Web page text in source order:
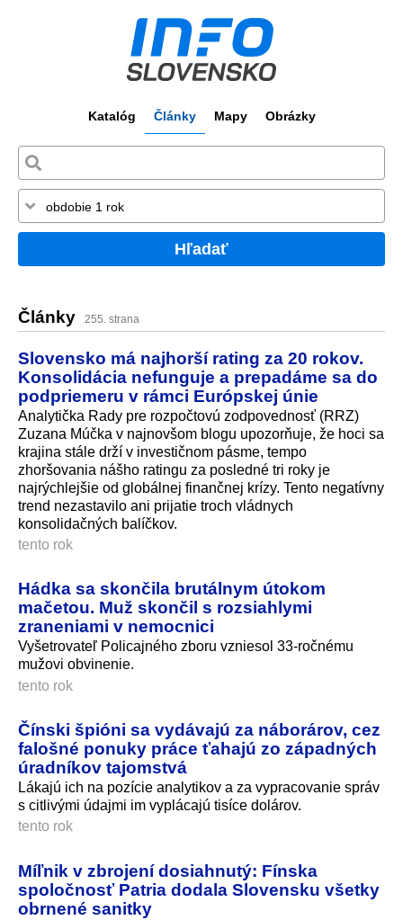
Katalóg Články Mapy Obrázky
Hľadať
Články 255. strana
Slovensko má najhorší rating za 20 rokov.
Konsolidácia nefunguje a prepadáme sa do
podpriemeru v rámci Európskej únie
Analytička Rady pre rozpočtovú zodpovednosť (RRZ)
Zuzana Múčka v najnovšom blogu upozorňuje, že hoci sa
krajina stále drží v investičnom pásme, tempo
zhoršovania nášho ratingu za posledné tri roky je
najrýchlejšie od globálnej finančnej krízy. Tento negatívny
trend nezastavilo ani prijatie troch vládnych
konsolidačných balíčkov.
tento rok
Hádka sa skončila brutálnym útokom
mačetou. Muž skončil s rozsiahlymi
zraneniami v nemocnici
Vyšetrovateľ Policajného zboru vzniesol 33-ročnému
mužovi obvinenie.
tento rok
Čínski špióni sa vydávajú za náborárov, cez
falošné ponuky práce ťahajú zo západných
úradníkov tajomstvá
Lákajú ich na pozície analytikov a za vypracovanie správ
s citlivými údajmi im vyplácajú tisíce dolárov.
tento rok
Míľnik v zbrojení dosiahnutý: Fínska
spoločnosť Patria dodala Slovensku všetky
obrnené sanitky